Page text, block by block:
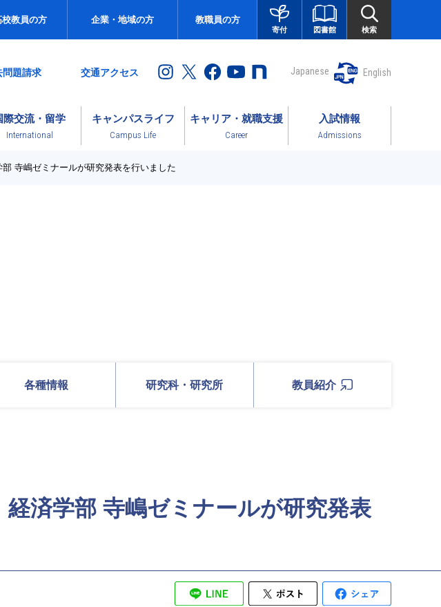
校教員の方 企業・地域の方 教職員の方
寄付 図書館 検索
問題請求 交通アクセス Japanese English
際交流・留学
International
キャンパスライフ
Campus Life
キャリア・就職支援
Career
入試情報
Admissions
寺嶋ゼミナールが研究発表を行いました
各種情報 研究科・研究所 教員紹介
済学部 寺嶋ゼミナールが研究発表